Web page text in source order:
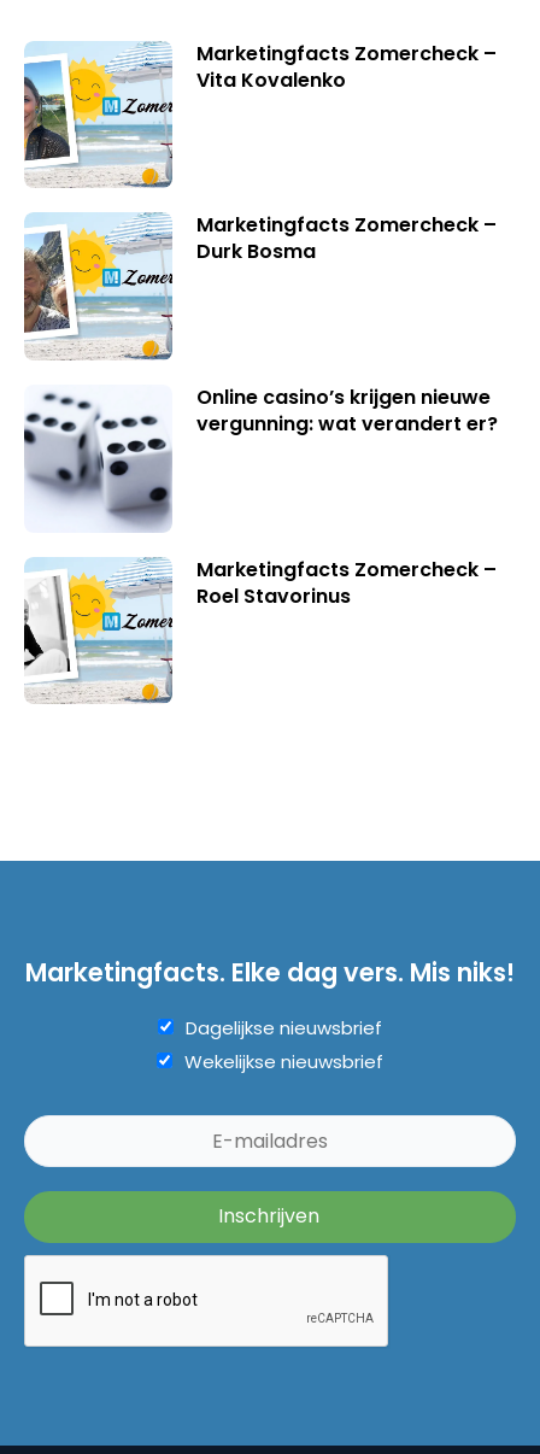
Marketingfacts Zomercheck –
Vita Kovalenko
Marketingfacts Zomercheck –
Durk Bosma
Online casino’s krijgen nieuwe
vergunning: wat verandert er?
Marketingfacts Zomercheck –
Roel Stavorinus
Marketingfacts. Elke dag vers. Mis niks!
Dagelijkse nieuwsbrief
Wekelijkse nieuwsbrief